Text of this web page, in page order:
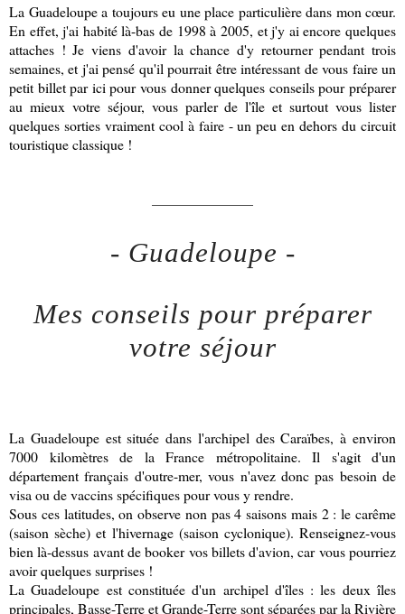
La Guadeloupe a toujours eu une place particulière dans mon cœur.
En effet, j'ai habité là-bas de 1998 à 2005, et j'y ai encore quelques
attaches ! Je viens d'avoir la chance d'y retourner pendant trois
semaines, et j'ai pensé qu'il pourrait être intéressant de vous faire un
petit billet par ici pour vous donner quelques conseils pour préparer
au mieux votre séjour, vous parler de l'île et surtout vous lister
quelques sorties vraiment cool à faire - un peu en dehors du circuit
touristique classique !
- Guadeloupe -
Mes conseils pour préparer
votre séjour
La Guadeloupe est située dans l'archipel des Caraïbes, à environ
7000 kilomètres de la France métropolitaine. Il s'agit d'un
département français d'outre-mer, vous n'avez donc pas besoin de
visa ou de vaccins spécifiques pour vous y rendre.
Sous ces latitudes, on observe non pas 4 saisons mais 2 : le carême
(saison sèche) et l'hivernage (saison cyclonique). Renseignez-vous
bien là-dessus avant de booker vos billets d'avion, car vous pourriez
avoir quelques surprises !
La Guadeloupe est constituée d'un archipel d'îles : les deux îles
principales, Basse-Terre et Grande-Terre sont séparées par la Rivière